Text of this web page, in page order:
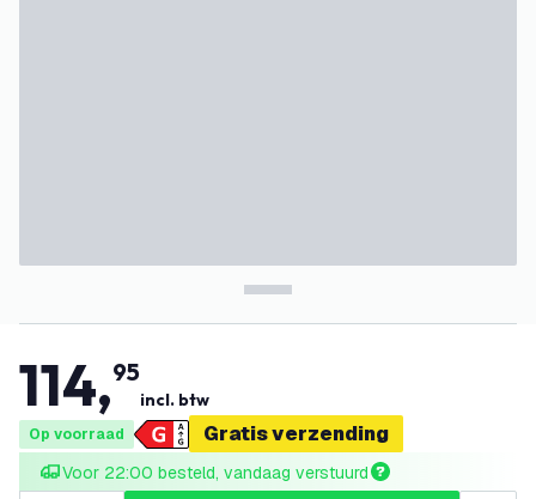
114,95
incl. btw
Op voorraad Gratis verzending
Voor 22:00 besteld, vandaag verstuurd